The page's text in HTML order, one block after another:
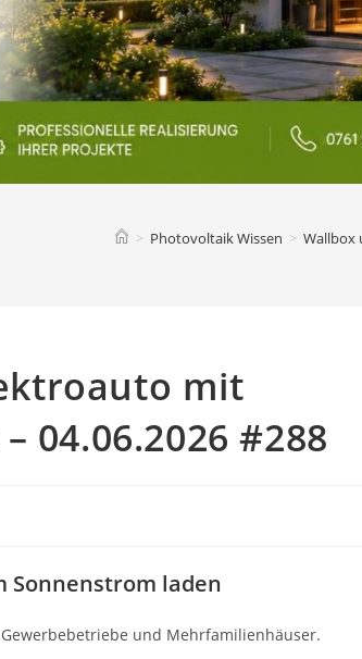
> Photovoltaik Wissen > Wallbox
mit
04.06.2026 #288
Sonnenstrom laden
und Mehrfamilienhäuser.